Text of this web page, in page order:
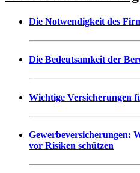
Die Notwendigkeit des
Die Bedeutsamkeit der
Wichtige Versicherungen
Gewerbeversicherungen:
vor Risiken schützen